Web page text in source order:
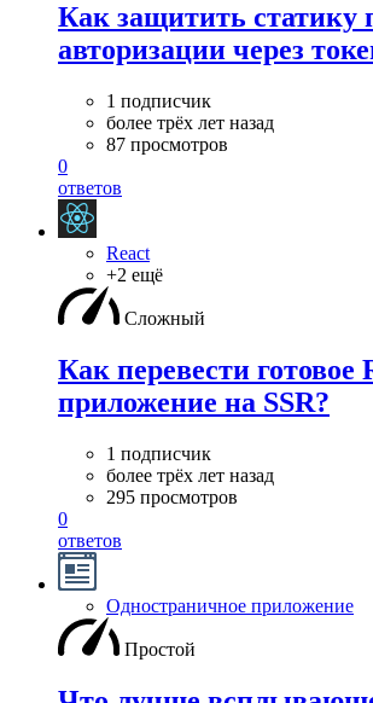
Как защитить статику
авторизации через
1 подписчик
более трёх лет назад
87 просмотров
0
ответов
React
+2 ещё
Сложный
Как перевести готовое
приложение на SSR?
1 подписчик
более трёх лет назад
295 просмотров
0
ответов
Одностраничное приложение
Простой